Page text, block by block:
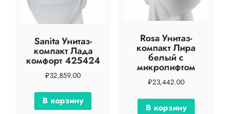
Sanita Унитаз-
компакт Лада
комфорт 425424
₽32,859.00
В корзину
Rosa Унитаз-
компакт Лира
белый с
микролифтом
₽23,442.00
В корзину